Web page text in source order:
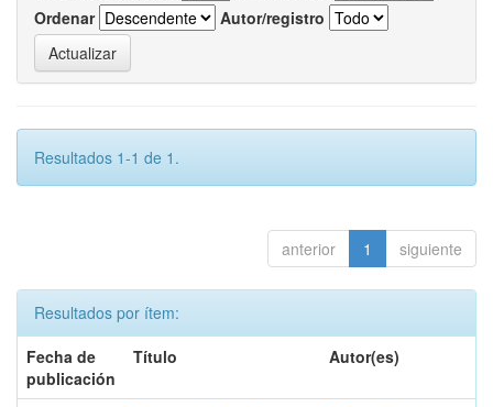
Ordenar
Autor/registro
Resultados 1-1 de 1.
anterior 1 siguiente
Resultados por ítem:
Fecha de
publicación
Título Autor(es)